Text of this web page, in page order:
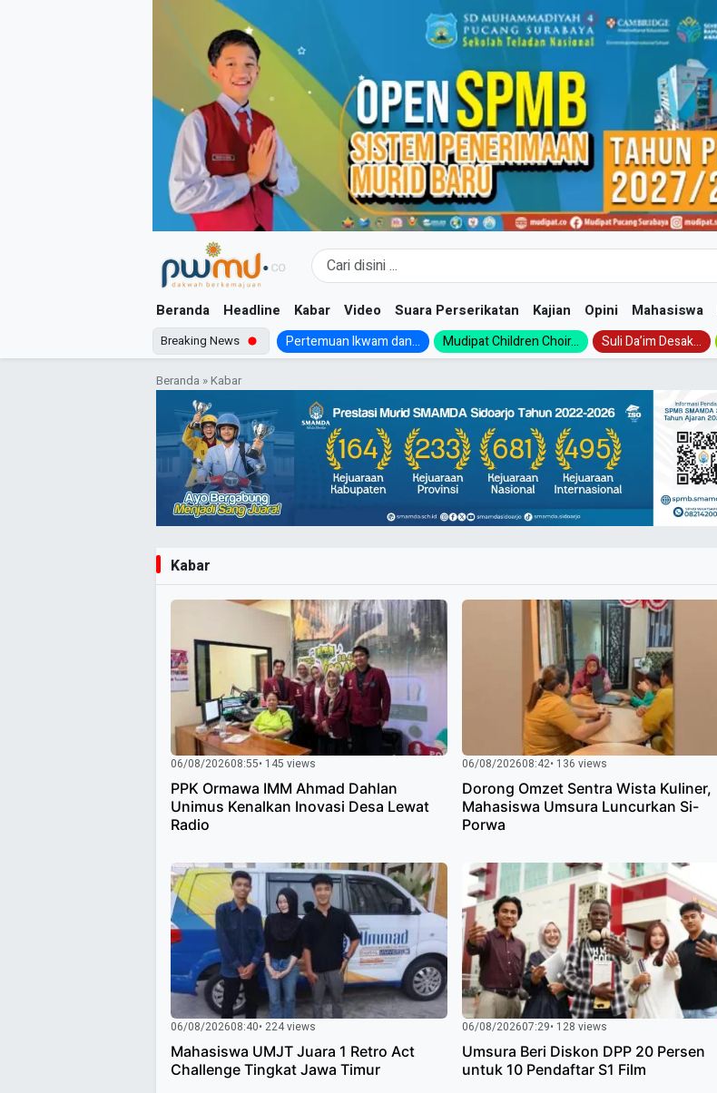
Beranda Headline Kabar Video Suara Perserikatan Kajian Opini Mahasiswa
Breaking News Pertemuan Ikwam dan... Mudipat Children Choir... Suli Da’im Desak...
Beranda »Kabar
Kabar
06/08/202608:55• 145 views
PPK Ormawa IMM Ahmad Dahlan
Unimus Kenalkan Inovasi Desa Lewat
Radio
06/08/202608:42• 136 views
Dorong Omzet Sentra Wista Kuliner,
Mahasiswa Umsura Luncurkan Si-
Porwa
06/08/202608:40• 224 views
Mahasiswa UMJT Juara 1 Retro Act
Challenge Tingkat Jawa Timur
06/08/202607:29• 128 views
Umsura Beri Diskon DPP 20 Persen
untuk 10 Pendaftar S1 Film